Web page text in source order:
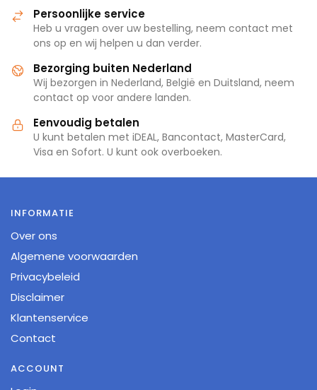
Persoonlijke service
Heb u vragen over uw bestelling, neem contact met
ons op en wij helpen u dan verder.
Bezorging buiten Nederland
Wij bezorgen in Nederland, België en Duitsland, neem
contact op voor andere landen.
Eenvoudig betalen
U kunt betalen met iDEAL, Bancontact, MasterCard,
Visa en Sofort. U kunt ook overboeken.
INFORMATIE
Over ons
Algemene voorwaarden
Privacybeleid
Disclaimer
Klantenservice
Contact
ACCOUNT